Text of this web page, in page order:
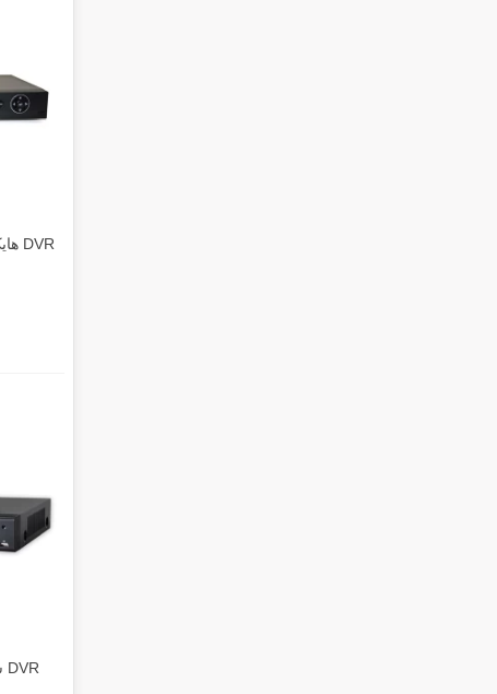
DVR سیماران SM-AH801M